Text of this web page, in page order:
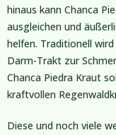
hinaus kann Chanca
ausgleichen und
helfen. Traditionell
Darm-Trakt zur
Chanca Piedra Kraut
kraftvollen
Diese und noch viele